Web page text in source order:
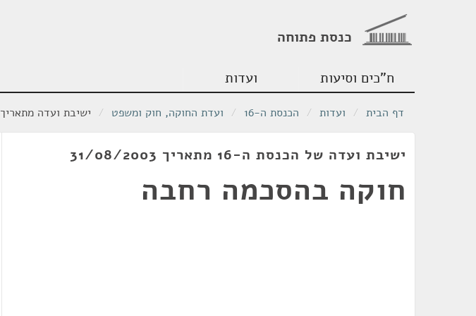
כנסת פתוחה
ח"כים וסיעות ועדות
דף הבית / ועדות / הכנסת ה-16 / ועדת החוקה, חוק ומשפט / ישיבת ועדה מתאריך 31/08/2003
ישיבת ועדה של הכנסת ה-16 מתאריך 31/08/2003
חוקה בהסכמה רחבה